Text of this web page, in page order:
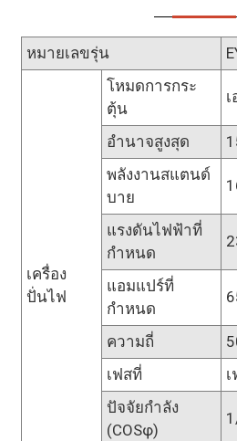
หมายเลขรุ่น
เครื่อง
ปั่นไฟ
โหมดการกระ
ตุ้น
อำนาจสูงสุด
พลังงานสแตนด์
บาย
แรงดันไฟฟ้าที่
กำหนด
แอมแปร์ที่
กำหนด
ความถี่
เฟสที่
ปัจจัยกำลัง
(COSφ)